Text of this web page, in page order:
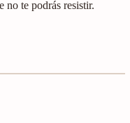
no te podrás resistir.